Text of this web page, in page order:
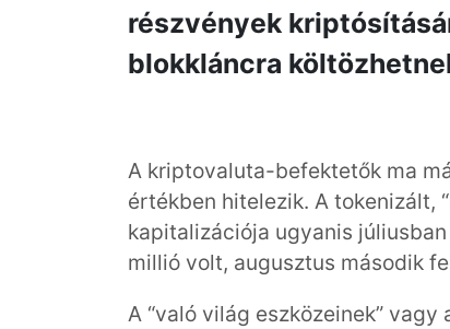
részvények
blokkláncra
A kriptovaluta-befektetők ma
értékben hitelezik. A tokenizált,
kapitalizációja ugyanis
millió volt, augusztus második
A “való világ eszközeinek”